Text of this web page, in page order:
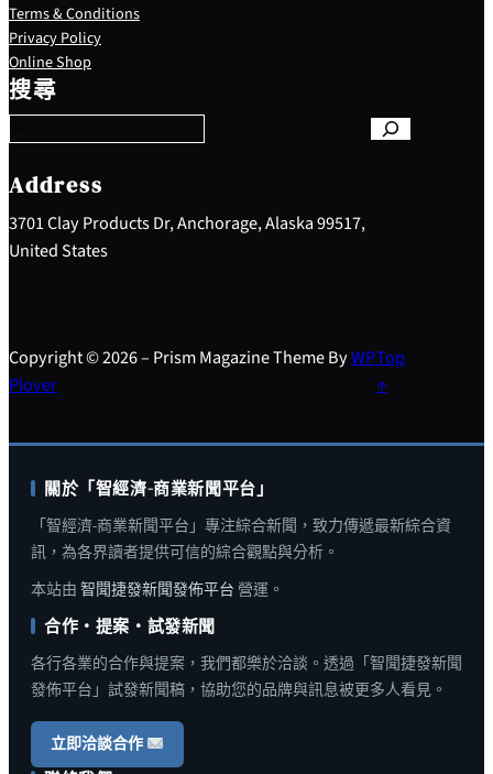
Terms & Conditions
Privacy Policy
Online Shop
搜尋
S
e
a
c
h
Address
3701 Clay Products Dr, Anchorage, Alaska 99517,
United States
Copyright © 2026 – Prism Magazine Theme ByWP
Plover
Top
↑
關於「智經濟-商業新聞平台」
「智經濟-商業新聞平台」專注綜合新聞，致力傳遞最新綜合資
訊，為各界讀者提供可信的綜合觀點與分析。
本站由 智聞捷發新聞發佈平台 營運。
合作・提案・試發新聞
各行各業的合作與提案，我們都樂於洽談。透過「智聞捷發新聞
發佈平台」試發新聞稿，協助您的品牌與訊息被更多人看見。
立即洽談合作